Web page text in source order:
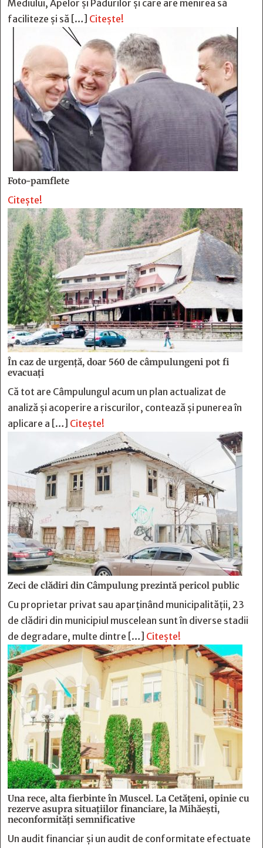
Mediului, Apelor și Pădurilor și care are menirea să
faciliteze și să […] Citește!
Foto-pamflete
Citește!
În caz de urgență, doar 560 de câmpulungeni pot fi
evacuați
Că tot are Câmpulungul acum un plan actualizat de
analiză și acoperire a riscurilor, contează și punerea în
aplicare a […] Citește!
Zeci de clădiri din Câmpulung prezintă pericol public
Cu proprietar privat sau aparținând municipalității, 23
de clădiri din municipiul muscelean sunt în diverse stadii
de degradare, multe dintre […] Citește!
Una rece, alta fierbinte în Muscel. La Cetăţeni, opinie cu
rezerve asupra situaţiilor financiare, la Mihăeşti,
neconformităţi semnificative
Un audit financiar și un audit de conformitate efectuate